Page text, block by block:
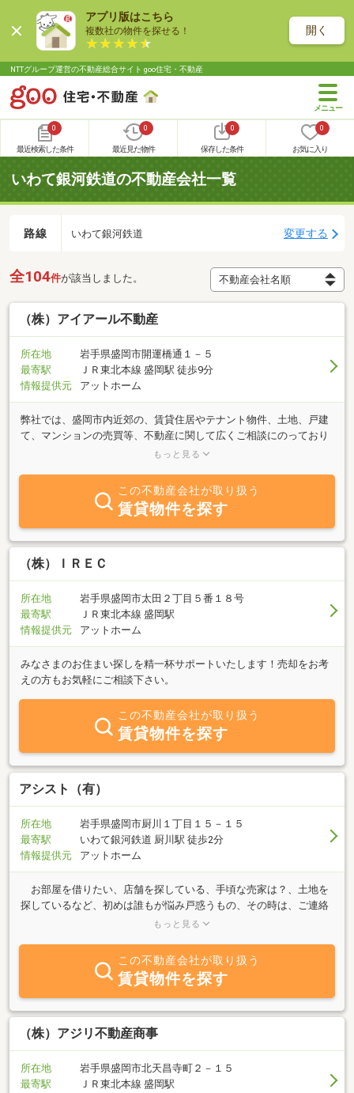
アプリ版はこちら
複数社の物件を探せる！ 開く
NTTグループ運営の不動産総合サイト goo住宅・不動産
0
最近検索した条件
0
最近見た物件
0
保存した条件
0
お気に入り
いわて銀河鉄道の不動産会社一覧
路線 いわて銀河鉄道 変更する
全104件が該当しました。
（株）アイアール不動産
所在地
岩手県盛岡市開運橋通１－５
最寄駅
ＪＲ東北本線 盛岡駅 徒歩9分
情報提供元
アットホーム
弊社では、盛岡市内近郊の、賃貸住居やテナント物件、土地、戸建
て、マンションの売買等、不動産に関して広くご相談にのっており
ます。不動産に絡みお困りのことがございましたら、お気軽にお問
もっと見る
この不動産会社が取り扱う
賃貸物件を探す
（株）ＩＲＥＣ
所在地
岩手県盛岡市太田２丁目５番１８号
最寄駅
ＪＲ東北本線 盛岡駅
情報提供元
アットホーム
みなさまのお住まい探しを精一杯サポートいたします！売却をお考
えの方もお気軽にご相談下さい。
この不動産会社が取り扱う
賃貸物件を探す
アシスト（有）
所在地
岩手県盛岡市厨川１丁目１５－１５
最寄駅
いわて銀河鉄道 厨川駅 徒歩2分
情報提供元
アットホーム
お部屋を借りたい、店舗を探している、手頃な売家は？、土地を
探しているなど、初めは誰もが悩み戸惑うもの、その時は、ご連絡
下さい。 当社は不動産全般にわたり、例えば土地や建物の登記や
もっと見る
この不動産会社が取り扱う
賃貸物件を探す
（株）アジリ不動産商事
所在地
岩手県盛岡市北天昌寺町２－１５
最寄駅
ＪＲ東北本線 盛岡駅